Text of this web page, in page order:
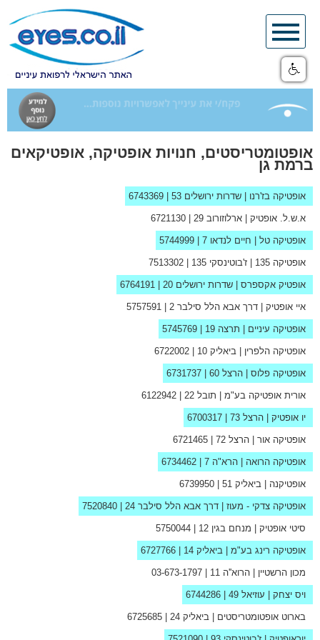
Skip
content
אופטומטריסטים, חנויות אופטיקה, אופטיקאים
ברמת גן
אופטיקה בז'רנו | שדרות ירושלים 53 | 6743369
א.ש.ל. אופטיק | ארלוזורוב 29 | 6721130
אופטיקה טל | חיים לנדאו 7 | 5744999
אופטיקה 135 | ז'בוטינסקי 135 | 7513302
אופטיק אקספרס | שדרות ירושלים 20 | 6764191
איי אופטיק | דרך אבא הלל סילבר 2 | 5757591
אופטיקה עיניים | תרצה 19 | 5745769
אופטיקה הלפרין | ביאליק 10 | 6722002
אופטיקה פלוס | הרצל 60 | 6731737
אורית אופטיקה בע"מ | תובל 22 | 6122942
יו אופטיק | הרצל 73 | 6700317
אופטיקה אור | הרצל 72 | 6721465
אופטיקה הרואה | הרא"ה 7 | 6734462
אופטיקנה | ביאליק 51 | 6739950
אופטיקה צדקי - מעוז | דרך אבא הלל סילבר 24 | 7520840
סיטי אופטיק | מנחם בגין 12 | 5750044
אופטיקה רינג בע"מ | ביאליק 14 | 6727766
מכון הרשטיין | הרוא''ה 11 | 03-673-1797
ויס יצחק | עוזיאל 49 | 6744286
בארוט אופטומטריסטים | ביאליק 24 | 6725685